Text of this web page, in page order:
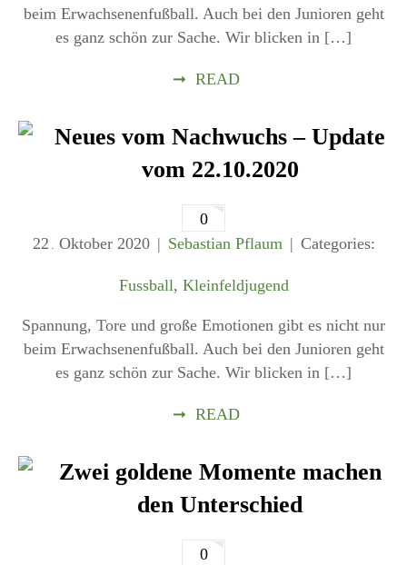
beim Erwachsenenfußball. Auch bei den Junioren geht
es ganz schön zur Sache. Wir blicken in […]
➞ READ
Neues vom Nachwuchs – Update
vom 22.10.2020
0
22 . Oktober 2020 Sebastian Pflaum Categories:
Fussball, Kleinfeldjugend
Spannung, Tore und große Emotionen gibt es nicht nur
beim Erwachsenenfußball. Auch bei den Junioren geht
es ganz schön zur Sache. Wir blicken in […]
➞ READ
Zwei goldene Momente machen
den Unterschied
0